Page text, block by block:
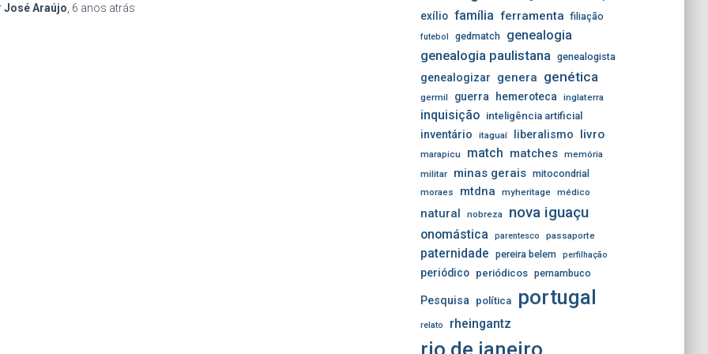
José Araújo 6 anos atrás
exílio família ferramenta filiação
futebol gedmatch
genealogia
genealogia paulistana genealogista
genealogizar genera genética
germil guerra hemeroteca inglaterra
inquisição inteligência artificial
inventário itaguaí liberalismo livro
marapicu match matches
memória
militar
minas gerais mitocondrial
moraes mtdna myheritage médico
natural nobreza nova iguaçu
onomástica parentesco passaporte
paternidade pereira belem perfilhação
periódico periódicos pernambuco
Pesquisa política portugal
relato rheingantz
rio de janeiro